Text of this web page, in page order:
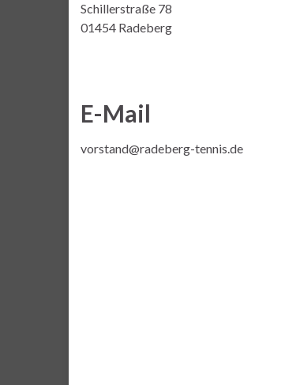
Schillerstraße 78
01454 Radeberg
E-Mail
vorstand@radeberg-tennis.de